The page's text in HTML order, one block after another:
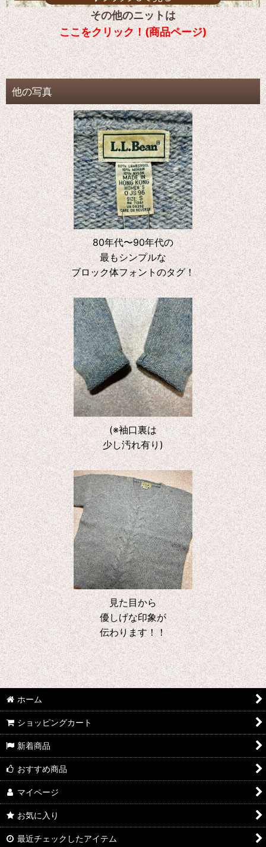
その他のニットは
ここをクリック！(商品ページ)
他の写真
80年代〜90年代の
最もシンプルな
ブロック体フォントのタグ！
(※袖口裏は
少し汚れ有り)
見た目から
優しげな印象が
伝わります！！
ホーム
ショッピングカート
新着商品
おすすめ商品
マイページ
お気に入り
最近チェックしたアイテム